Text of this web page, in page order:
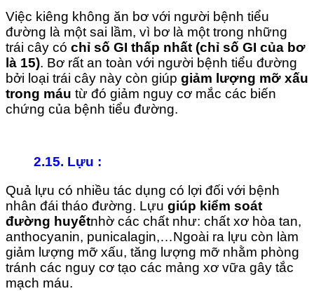
Việc kiêng không ăn bơ với người bệnh tiểu
đường là một sai lầm, vì bơ là một trong những
trái cây có chỉ số GI thấp nhất (chỉ số GI của bơ
là 15). Bơ rất an toàn với người bệnh tiểu đường
bởi loại trái cây này còn giúp giảm lượng mỡ xấu
trong máu từ đó giảm nguy cơ mắc các biến
chứng của bệnh tiểu đường.
2.15. Lựu :
Quả lựu có nhiều tác dụng có lợi đối với bệnh
nhân đái tháo đường. Lựu giúp kiểm soát
đường huyếtnhờ các chất như: chất xơ hòa tan,
anthocyanin, punicalagin,…Ngoài ra lựu còn làm
giảm lượng mỡ xấu, tăng lượng mỡ nhằm phòng
tránh các nguy cơ tạo các mảng xơ vữa gây tắc
mạch máu.